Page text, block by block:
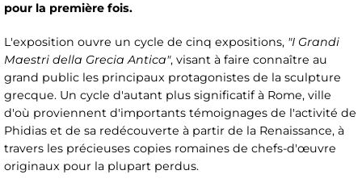
pour la première fois.
L'exposition ouvre un cycle de cinq expositions, "I Grandi
Maestri della Grecia Antica", visant à faire connaître au
grand public les principaux protagonistes de la sculpture
grecque. Un cycle d'autant plus significatif à Rome, ville
d'où proviennent d'importants témoignages de l'activité de
Phidias et de sa redécouverte à partir de la Renaissance, à
travers les précieuses copies romaines de chefs-d'œuvre
originaux pour la plupart perdus.